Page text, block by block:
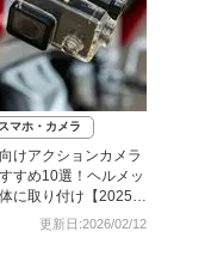
マホ・カメラ
けアクションカメラ
すめ10選！ヘルメッ
に取り付け【2025
更新日:2026/02/12